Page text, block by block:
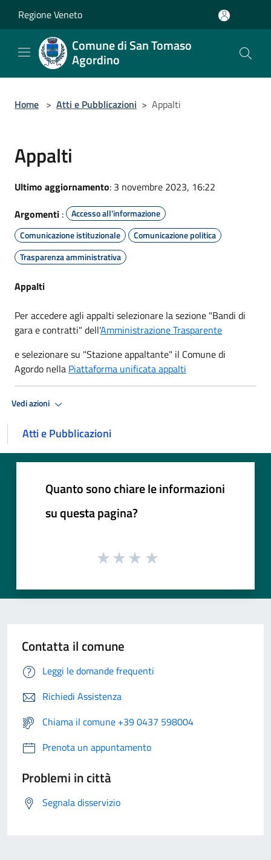
Regione Veneto
Comune di San Tomaso
Agordino
Home > Atti e Pubblicazioni > Appalti
Appalti
Ultimo aggiornamento: 3 novembre 2023, 16:22
Argomenti :
Accesso all'informazione
Comunicazione istituzionale
Comunicazione politica
Trasparenza amministrativa
Appalti
Per accedere agli appalti selezionare la sezione "Bandi di
gara e contratti" dell'Amministrazione Trasparente
e selezionare su "Stazione appaltante" il Comune di
Agordo nella Piattaforma unificata appalti
Vedi azioni
Atti e Pubblicazioni
Quanto sono chiare le informazioni
su questa pagina?
Contatta il comune
Leggi le domande frequenti
Richiedi Assistenza
Chiama il comune +39 0437 598004
Prenota un appuntamento
Problemi in città
Segnala disservizio